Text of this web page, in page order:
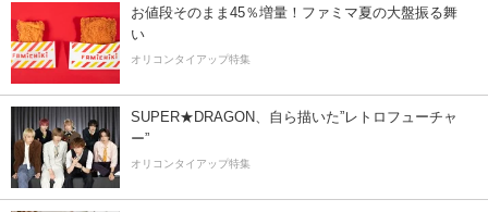
お値段そのまま45％増量！ファミマ夏の大盤振る舞
い
オリコンタイアップ特集
SUPER★DRAGON、自ら描いた”レトロフューチャ
ー”
オリコンタイアップ特集